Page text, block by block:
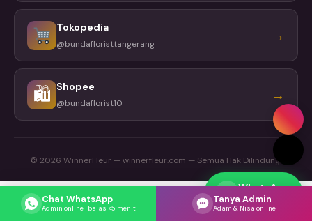
Tokopedia
@bundafloristtangerang →
🛍 Shopee
@bundaflorist10 →
© 2026 WinnerFleur — winnerfleur.com — Semua Hak Dilindungi
WhatsApp
Respons cepat
Chat WhatsApp
Admin online · balas <5 menit
Tanya Admin
Adam & Nisa online